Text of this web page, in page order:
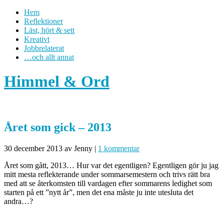
Hem
Reflektioner
Läst, hört & sett
Kreativt
Jobbrelaterat
…och allt annat
Himmel & Ord
Året som gick – 2013
30 december 2013 av Jenny | 1 kommentar
Året som gått, 2013… Hur var det egentligen? Egentligen gör ju jag
mitt mesta reflekterande under sommarsemestern och trivs rätt bra
med att se återkomsten till vardagen efter sommarens ledighet som
starten på ett ”nytt år”, men det ena måste ju inte utesluta det
andra…?